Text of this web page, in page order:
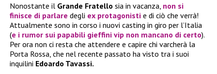
Nonostante il Grande Fratello sia in vacanza, non si
finisce di parlare degli ex protagonisti e di ciò che verrà!
Attualmente sono in corso i nuovi casting in giro per l’Italia
(e i rumor sui papabili gieffini vip non mancano di certo).
Per ora non ci resta che attendere e capire chi varcherà la
Porta Rossa, che nel recente passato ha visto tra i suoi
inquilini Edoardo Tavassi.